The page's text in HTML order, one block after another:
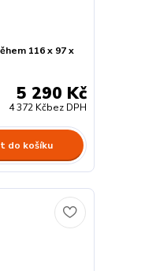
116 x 97 x
5 290 Kč
4 372 Kčbez DPH
do košíku